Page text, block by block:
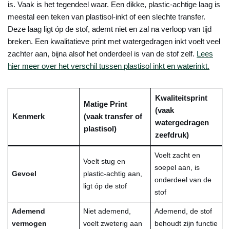
is. Vaak is het tegendeel waar. Een dikke, plastic-achtige laag is
meestal een teken van plastisol-inkt of een slechte transfer.
Deze laag ligt óp de stof, ademt niet en zal na verloop van tijd
breken. Een kwalitatieve print met watergedragen inkt voelt veel
zachter aan, bijna alsof het onderdeel is van de stof zelf. Lees
hier meer over het verschil tussen plastisol inkt en waterinkt.
Kenmerk
Matige Print
(vaak transfer of
plastisol)
Kwaliteitsprint
(vaak
watergedragen
zeefdruk)
Gevoel
Voelt stug en
plastic-achtig aan,
ligt óp de stof
Voelt zacht en
soepel aan, is
onderdeel van de
stof
Ademend
vermogen
Niet ademend,
voelt zweterig aan
Ademend, de stof
behoudt zijn functie